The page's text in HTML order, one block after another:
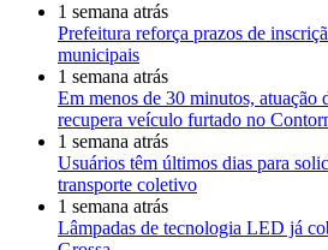
1 semana atrás
Prefeitura reforça prazos de
municipais
1 semana atrás
Em menos de 30 minutos, atuação
recupera veículo furtado no
1 semana atrás
Usuários têm últimos dias para
transporte coletivo
1 semana atrás
Lâmpadas de tecnologia LED já